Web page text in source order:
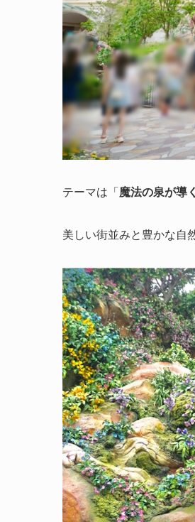
テーマは「 魔法の泉が導
美しい街並みと豊かな自